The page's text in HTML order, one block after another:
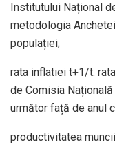
Institutului Național
metodologia
populației;
rata inflatiei t+1/t:
de Comisia
următor față de anul
productivitatea